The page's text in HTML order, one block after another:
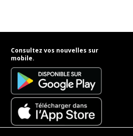
Consultez vos nouvelles sur
mobile.